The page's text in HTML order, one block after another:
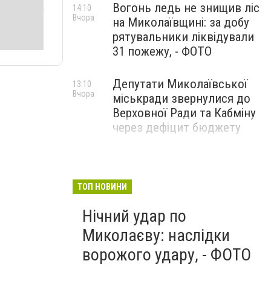
Вогонь ледь не знищив ліс
на Миколаївщині: за добу
рятувальники ліквідували
31 пожежу, - ФОТО
14:10
Вчора
Депутати Миколаївської
міськради звернулися до
Верховної Ради та Кабміну
через дефіцит бюджету
13:10
Вчора
ТОП НОВИНИ
Нічний удар по
Миколаєву: наслідки
ворожого удару, - ФОТО